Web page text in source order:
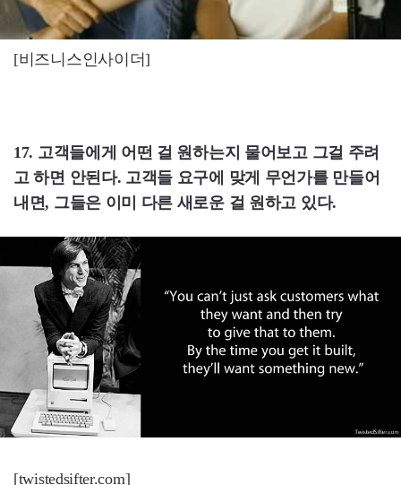
[비즈니스인사이더]
17. 고객들에게 어떤 걸 원하는지 물어보고 그걸 주려
고 하면 안된다. 고객들 요구에 맞게 무언가를 만들어
내면, 그들은 이미 다른 새로운 걸 원하고 있다.
[twistedsifter.com]